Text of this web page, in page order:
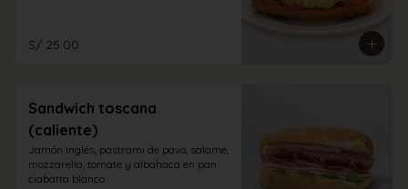
S/ 25.00
Sandwich toscana
(caliente)
Jamón inglés, pastrami de pavo, salame,
mozzarella, tomate y albahaca en pan
ciabatta blanco